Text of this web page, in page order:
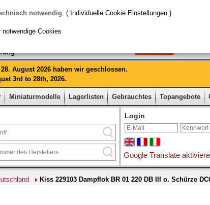
August 2026 haben wir geschlossen.
3rd to 28th, 2026.
Miniaturmodelle Lagerlisten Gebrauchtes Topangebote
Login
Google Translate
Kiss 229103 Dampflok BR 01 220 DB III o. Schürze
notwendig. ( Individuelle Cookie Einstellungen )
notwendige Cookies